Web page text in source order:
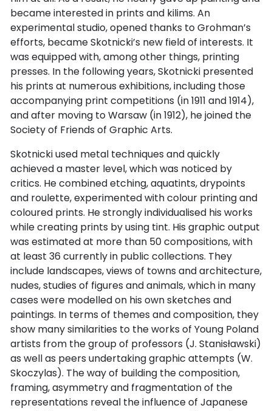
became interested in prints and kilims. An
experimental studio, opened thanks to Grohman’s
efforts, became Skotnicki’s new field of interests. It
was equipped with, among other things, printing
presses. In the following years, Skotnicki presented
his prints at numerous exhibitions, including those
accompanying print competitions (in 1911 and 1914),
and after moving to Warsaw (in 1912), he joined the
Society of Friends of Graphic Arts.
Skotnicki used metal techniques and quickly
achieved a master level, which was noticed by
critics. He combined etching, aquatints, drypoints
and roulette, experimented with colour printing and
coloured prints. He strongly individualised his works
while creating prints by using tint. His graphic output
was estimated at more than 50 compositions, with
at least 36 currently in public collections. They
include landscapes, views of towns and architecture,
nudes, studies of figures and animals, which in many
cases were modelled on his own sketches and
paintings. In terms of themes and composition, they
show many similarities to the works of Young Poland
artists from the group of professors (J. Stanisławski)
as well as peers undertaking graphic attempts (W.
Skoczylas). The way of building the composition,
framing, asymmetry and fragmentation of the
representations reveal the influence of Japanese